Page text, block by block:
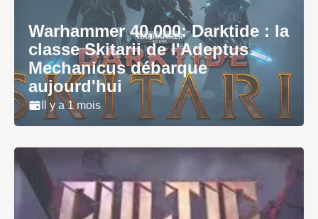
Warhammer 40,000: Darktide : la
classe Skitarii de l'Adeptus
Mechanicus débarque
aujourd'hui
Il y a 1 mois